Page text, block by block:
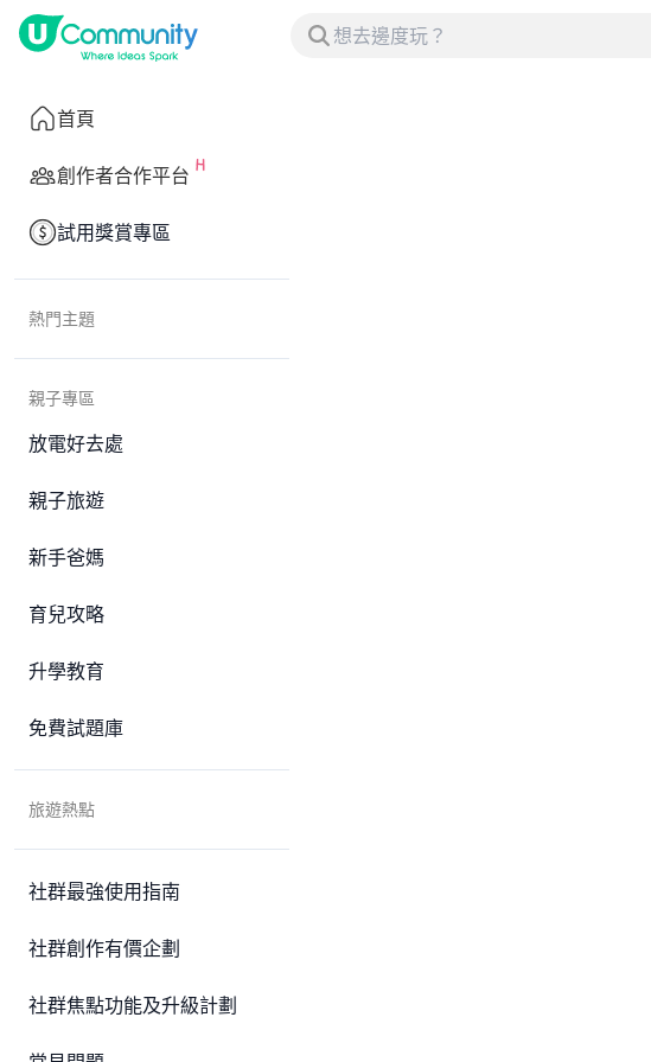
首頁
創作者合作平台
試用獎賞專區
熱門主題
親子專區
放電好去處
親子旅遊
新手爸媽
育兒攻略
升學教育
免費試題庫
旅遊熱點
社群最強使用指南
社群創作有價企劃
社群焦點功能及升級計劃